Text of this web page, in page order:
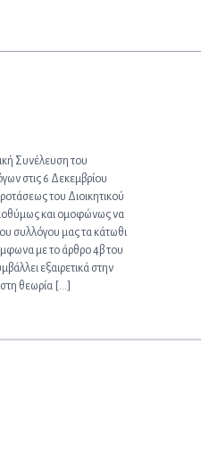
Συνέλευση του
στις 6 Δεκεμβρίου
του Διοικητικού
και ομοφώνως να
συλλόγου μας τα κάτωθι
με το άρθρο 4β του
εξαιρετικά στην
θεωρία […]